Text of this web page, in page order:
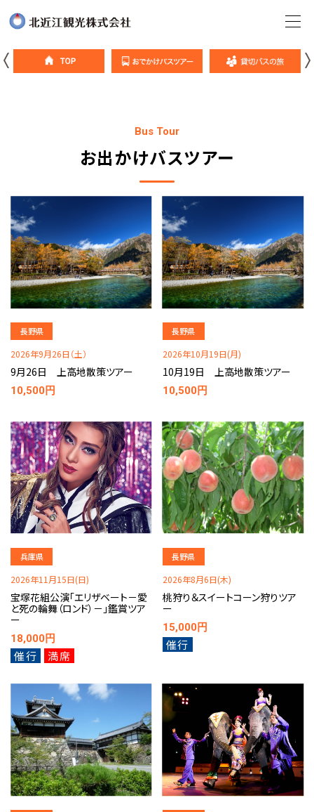
Bus Tour
お出かけバスツアー
長野県
2026年9月26日（土）
9月26日 上高地散策ツアー
10,500円
長野県
2026年10月19日(月)
10月19日 上高地散策ツアー
10,500円
兵庫県
2026年11月15日(日)
宝塚花組公演「エリザベート－愛
と死の輪舞（ロンド）－」鑑賞ツア
ー
18,000円
催行 満席
長野県
2026年8月6日(木)
桃狩り＆スイートコーン狩りツア
ー
15,000円
催行